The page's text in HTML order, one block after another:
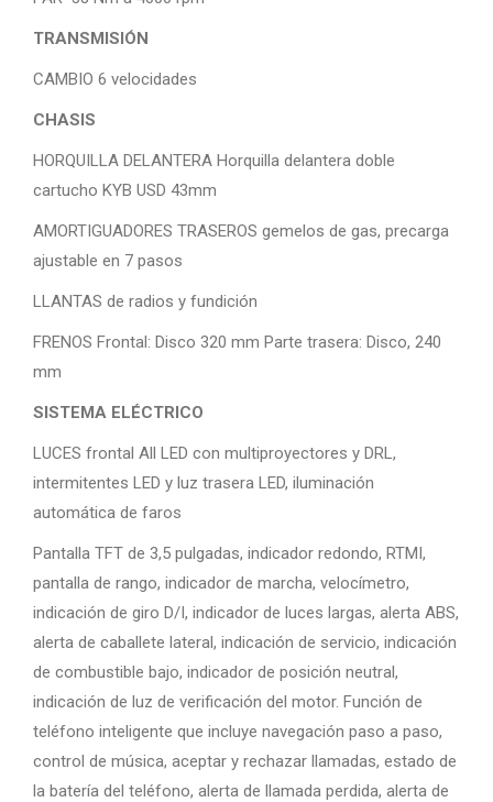
TRANSMISIÓN
CAMBIO 6 velocidades
CHASIS
HORQUILLA DELANTERA Horquilla delantera doble
cartucho KYB USD 43mm
AMORTIGUADORES TRASEROS gemelos de gas, precarga
ajustable en 7 pasos
LLANTAS de radios y fundición
FRENOS Frontal: Disco 320 mm Parte trasera: Disco, 240
mm
SISTEMA ELÉCTRICO
LUCES frontal All LED con multiproyectores y DRL,
intermitentes LED y luz trasera LED, iluminación
automática de faros
Pantalla TFT de 3,5 pulgadas, indicador redondo, RTMI,
pantalla de rango, indicador de marcha, velocímetro,
indicación de giro D/I, indicador de luces largas, alerta ABS,
alerta de caballete lateral, indicación de servicio, indicación
de combustible bajo, indicador de posición neutral,
indicación de luz de verificación del motor. Función de
teléfono inteligente que incluye navegación paso a paso,
control de música, aceptar y rechazar llamadas, estado de
la batería del teléfono, alerta de llamada perdida, alerta de